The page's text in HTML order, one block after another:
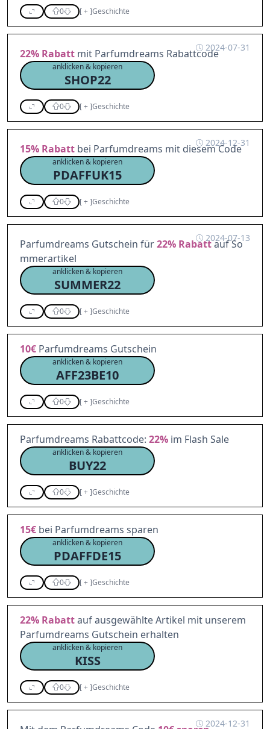
0 [+]Geschichte
2024-07-31
22% Rabatt mit Parfumdreams Rabattcode
anklicken & kopieren
SHOP22
0 [+]Geschichte
2024-12-31
15% Rabatt bei Parfumdreams mit diesem Code
anklicken & kopieren
PDAFFUK15
0 [+]Geschichte
2024-07-13
Parfumdreams Gutschein für22% Rabattauf So
mmerartikel
anklicken & kopieren
SUMMER22
0 [+]Geschichte
10€ Parfumdreams Gutschein
anklicken & kopieren
AFF23BE10
0 [+]Geschichte
Parfumdreams Rabattcode: 22% im Flash Sale
anklicken & kopieren
BUY22
0 [+]Geschichte
15€ bei Parfumdreams sparen
anklicken & kopieren
PDAFFDE15
0 [+]Geschichte
22% Rabattauf ausgewählte Artikel mit unserem
Parfumdreams Gutschein erhalten
anklicken & kopieren
KISS
0 [+]Geschichte
2024-12-31